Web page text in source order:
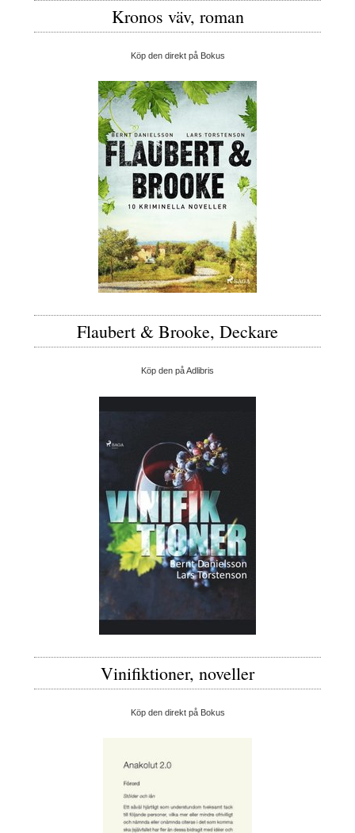
Kronos väv, roman
Köp den direkt på Bokus
Flaubert & Brooke, Deckare
Köp den på Adlibris
Vinifiktioner, noveller
Köp den direkt på Bokus